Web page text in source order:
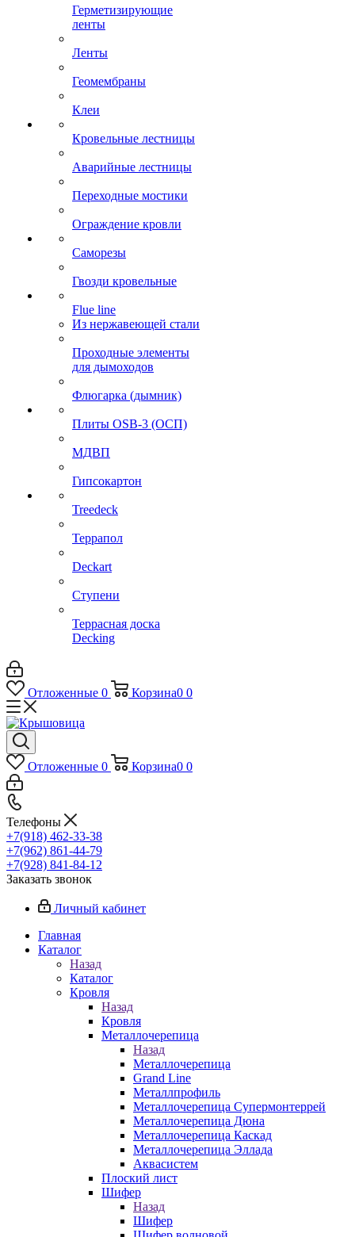
Герметизирующие
ленты
Ленты
Геомембраны
Клеи
Кровельные лестницы
Аварийные лестницы
Переходные мостики
Ограждение кровли
Саморезы
Гвозди кровельные
Flue line
Из нержавеющей стали
Проходные элементы
для дымоходов
Флюгарка (дымник)
Плиты OSB-3 (ОСП)
МДВП
Гипсокартон
Treedeck
Террапол
Deckart
Ступени
Террасная доска
Decking
Отложенные 0 Корзина0 0
Отложенные 0 Корзина0 0
Телефоны
+7(918) 462-33-38
+7(962) 861-44-79
+7(928) 841-84-12
Заказать звонок
Личный кабинет
Главная
Каталог
Назад
Каталог
Кровля
Назад
Кровля
Металлочерепица
Назад
Металлочерепица
Grand Line
Металлпрофиль
Металлочерепица Супермонтеррей
Металлочерепица Дюна
Металлочерепица Каскад
Металлочерепица Эллада
Аквасистем
Плоский лист
Шифер
Назад
Шифер